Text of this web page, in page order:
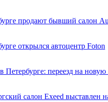
продают бывший салон
открылся автоцентр Foton
Петербурге: переезд на
салон Exeed выставлен